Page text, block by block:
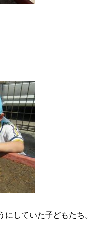
にしていた子どもたち。